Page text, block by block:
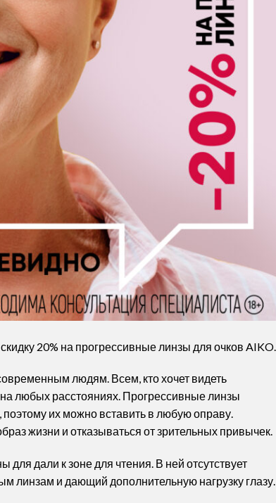
20% на прогрессивные линзы для очков AIKO.
людям. Всем, кто хочет видеть
любых расстояниях. Прогрессивные линзы
их можно вставить в любую оправу.
жизни и отказываться от зрительных привычек.
дали к зоне для чтения. В ней отсутствует
линзам и дающий дополнительную нагрузку глазу.